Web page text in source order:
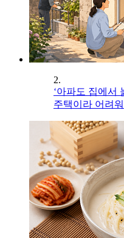
2.
‘아파도 집에서
주택이라 어려워